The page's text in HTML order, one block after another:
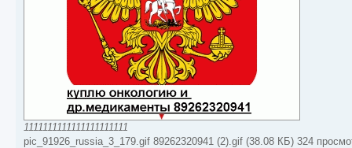
1111111111111111111111
pic_91926_russia_3_179.gif 89262320941 (2).gif (38.08 КБ) 324